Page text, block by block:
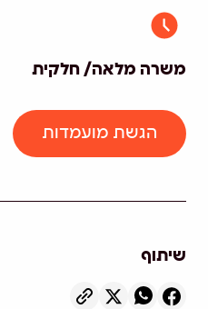
משרה מלאה/ חלקית
הגשת מועמדות
שיתוף